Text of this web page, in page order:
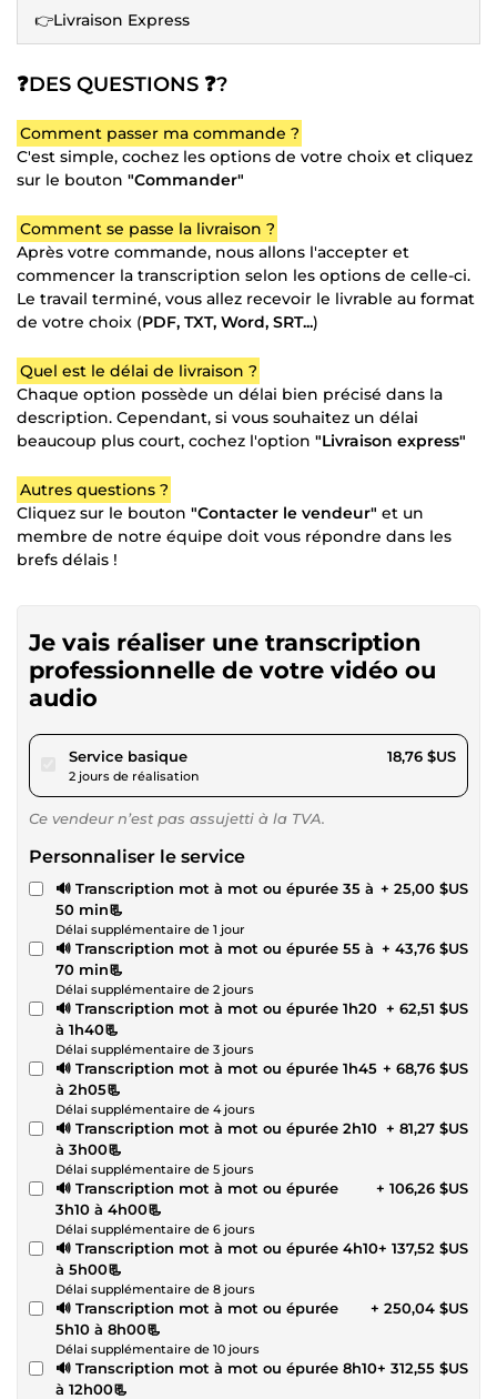
👉Livraison Express
❓DES QUESTIONS ❓?
Comment passer ma commande ?
C'est simple, cochez les options de votre choix et cliquez
sur le bouton "Commander"
Comment se passe la livraison ?
Après votre commande, nous allons l'accepter et
commencer la transcription selon les options de celle-ci.
Le travail terminé, vous allez recevoir le livrable au format
de votre choix (PDF, TXT, Word, SRT...)
Quel est le délai de livraison ?
Chaque option possède un délai bien précisé dans la
description. Cependant, si vous souhaitez un délai
beaucoup plus court, cochez l'option "Livraison express"
Autres questions ?
Cliquez sur le bouton "Contacter le vendeur" et un
membre de notre équipe doit vous répondre dans les
brefs délais !
Je vais réaliser une transcription
professionnelle de votre vidéo ou
audio
Service basiquepour 17,28 $US
2 jours de réalisation
18,76 $US
Ce vendeur n’est pas assujetti à la TVA.
Personnaliser le service
🔊 Transcription mot à mot ou épurée 35 à
50 min📃
Délai supplémentaire de 1 jour
+ 25,00 $US
🔊 Transcription mot à mot ou épurée 55 à
70 min📃
Délai supplémentaire de 2 jours
+ 43,76 $US
🔊 Transcription mot à mot ou épurée 1h20
à 1h40📃
Délai supplémentaire de 3 jours
+ 62,51 $US
🔊 Transcription mot à mot ou épurée 1h45
à 2h05📃
Délai supplémentaire de 4 jours
+ 68,76 $US
🔊 Transcription mot à mot ou épurée 2h10
à 3h00📃
Délai supplémentaire de 5 jours
+ 81,27 $US
🔊 Transcription mot à mot ou épurée
3h10 à 4h00📃
Délai supplémentaire de 6 jours
+ 106,26 $US
🔊 Transcription mot à mot ou épurée 4h10
à 5h00📃
Délai supplémentaire de 8 jours
+ 137,52 $US
🔊 Transcription mot à mot ou épurée
5h10 à 8h00📃
Délai supplémentaire de 10 jours
+ 250,04 $US
🔊 Transcription mot à mot ou épurée 8h10
à 12h00📃
+ 312,55 $US